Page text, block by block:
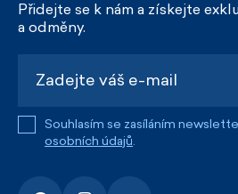
Přidejte se k nám a získejte
a odměny.
Souhlasím se zasíláním
osobních údajů.